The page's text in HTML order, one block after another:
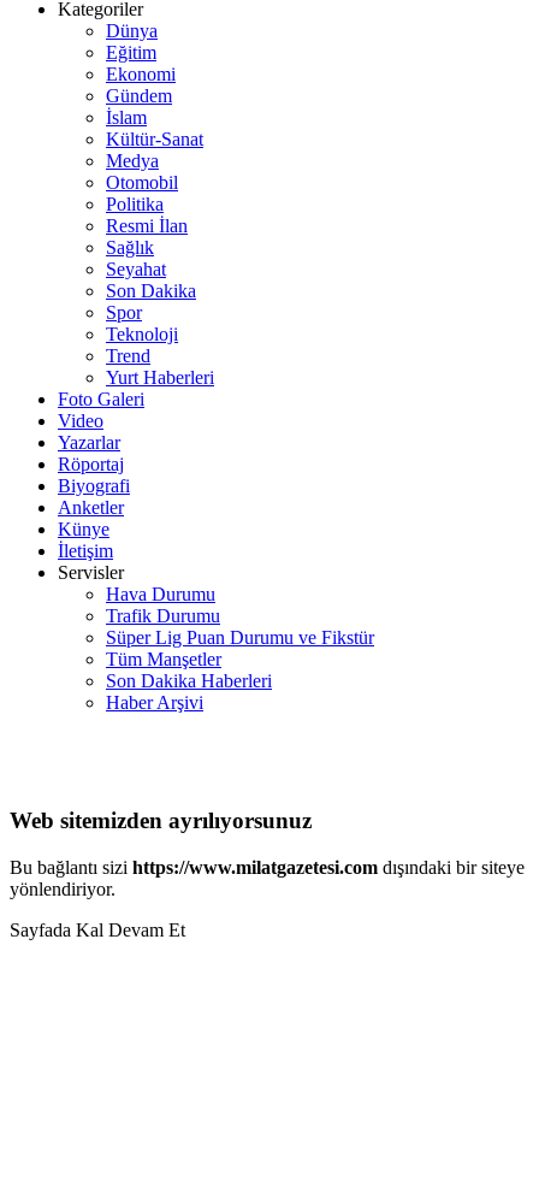
Kategoriler
Dünya
Eğitim
Ekonomi
Gündem
İslam
Kültür-Sanat
Medya
Otomobil
Politika
Resmi İlan
Sağlık
Seyahat
Son Dakika
Spor
Teknoloji
Trend
Yurt Haberleri
Foto Galeri
Video
Yazarlar
Röportaj
Biyografi
Anketler
Künye
İletişim
Servisler
Hava Durumu
Trafik Durumu
Süper Lig Puan Durumu ve Fikstür
Tüm Manşetler
Son Dakika Haberleri
Haber Arşivi
Web sitemizden ayrılıyorsunuz
Bu bağlantı sizi https://www.milatgazetesi.com dışındaki bir siteye
yönlendiriyor.
Sayfada Kal Devam Et